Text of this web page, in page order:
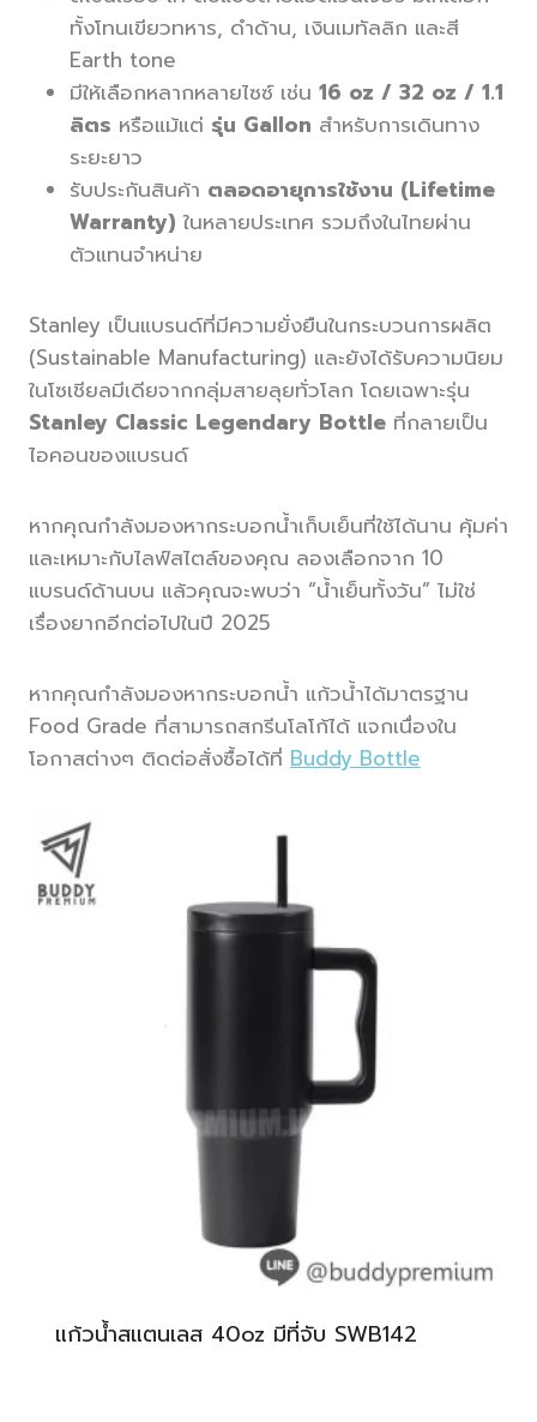
ทั้งโทนเขียวทหาร, ดำด้าน, เงินเมทัลลิก และสี
Earth tone
มีให้เลือกหลากหลายไซซ์ เช่น 16 oz / 32 oz / 1.1
ลิตร หรือแม้แต่ รุ่น Gallon สำหรับการเดินทาง
ระยะยาว
รับประกันสินค้า ตลอดอายุการใช้งาน (Lifetime
Warranty) ในหลายประเทศ รวมถึงในไทยผ่าน
ตัวแทนจำหน่าย
Stanley เป็นแบรนด์ที่มีความยั่งยืนในกระบวนการผลิต
(Sustainable Manufacturing) และยังได้รับความนิยม
ในโซเชียลมีเดียจากกลุ่มสายลุยทั่วโลก โดยเฉพาะรุ่น
Stanley Classic Legendary Bottle ที่กลายเป็น
ไอคอนของแบรนด์
หากคุณกำลังมองหากระบอกน้ำเก็บเย็นที่ใช้ได้นาน คุ้มค่า
และเหมาะกับไลฟ์สไตล์ของคุณ ลองเลือกจาก 10
แบรนด์ด้านบน แล้วคุณจะพบว่า “น้ำเย็นทั้งวัน” ไม่ใช่
เรื่องยากอีกต่อไปในปี 2025
หากคุณกำลังมองหากระบอกน้ำ แก้วน้ำได้มาตรฐาน
Food Grade ที่สามารถสกรีนโลโก้ได้ แจกเนื่องใน
โอกาสต่างๆ ติดต่อสั่งซื้อได้ที่ Buddy Bottle
แก้วน้ำสแตนเลส 40oz มีที่จับ SWB142